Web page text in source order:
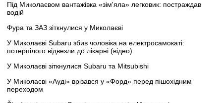
Під Миколаєвом вантажівка «зім'яла» легковик: постраждав
водій
Фура та ЗАЗ зіткнулися у Миколаєві
У Миколаєві Subaru збив чоловіка на електросамокаті:
потерпілого відвезли до лікарні (відео)
У Миколаєві зіткнулися Subaru та Mitsubishi
У Миколаєві «Ауді» врізався у «Форд» перед пішохідним
переходом